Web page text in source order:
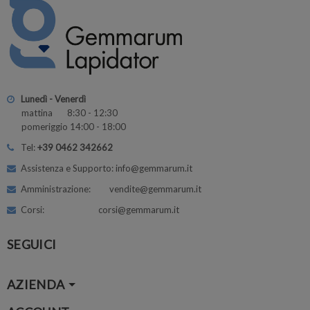
Lunedì - Venerdì
mattina 8:30 - 12:30
pomeriggio 14:00 - 18:00
Tel:+39 0462 342662
Assistenza e Supporto: info@gemmarum.it
Amministrazione: vendite@gemmarum.it
Corsi: corsi@gemmarum.it
SEGUICI
AZIENDA